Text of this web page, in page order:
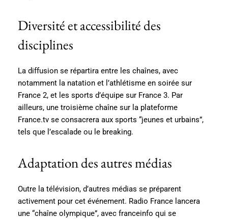
Diversité et accessibilité des
disciplines
La diffusion se répartira entre les chaînes, avec
notamment la natation et l’athlétisme en soirée sur
France 2, et les sports d’équipe sur France 3. Par
ailleurs, une troisième chaîne sur la plateforme
France.tv se consacrera aux sports “jeunes et urbains”,
tels que l’escalade ou le breaking.
Adaptation des autres médias
Outre la télévision, d’autres médias se préparent
activement pour cet événement. Radio France lancera
une “chaîne olympique”, avec franceinfo qui se